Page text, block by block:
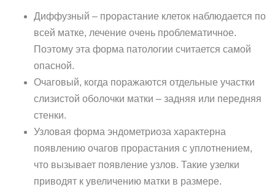
Диффузный – прорастание клеток наблюдается по
всей матке, лечение очень проблематичное.
Поэтому эта форма патологии считается самой
опасной.
Очаговый, когда поражаются отдельные участки
слизистой оболочки матки – задняя или передняя
стенки.
Узловая форма эндометриоза характерна
появлению очагов прорастания с уплотнением,
что вызывает появление узлов. Такие узелки
приводят к увеличению матки в размере.